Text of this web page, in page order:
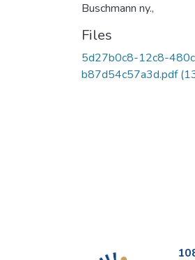
Buschmann ny.,
Files
5d27b0c8-12c8-
b87d54c57a3d.pdf